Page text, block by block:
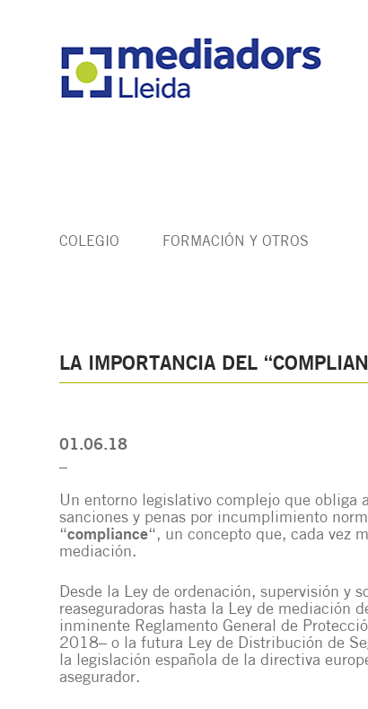
COLEGIO FORMACIÓN Y OTROS
LA IMPORTANCIA DEL
01.06.18
Un entorno legislativo complejo que obliga
sanciones y penas por incumplimiento
“compliance“, un concepto que, cada vez
mediación.
Desde la Ley de ordenación, supervisión y
reaseguradoras hasta la Ley de mediación
inminente Reglamento General de
2018– o la futura Ley de Distribución de
la legislación española de la directiva
asegurador.